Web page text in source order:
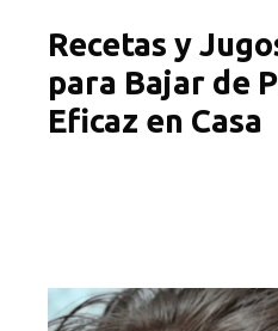
Recetas y
para Bajar de
Eficaz en Casa